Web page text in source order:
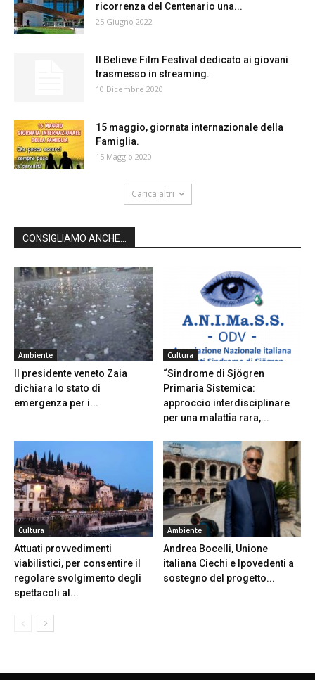
ricorrenza del Centenario una...
25 Giugno 2022
Il Believe Film Festival dedicato ai giovani
trasmesso in streaming.
10 Dicembre 2020
15 maggio, giornata internazionale della
Famiglia.
15 Maggio 2020
Carica altri
CONSIGLIAMO ANCHE...
Ambiente
Il presidente veneto Zaia
dichiara lo stato di
emergenza per i...
Cultura
“Sindrome di Sjögren
Primaria Sistemica:
approccio interdisciplinare
per una malattia rara,...
Cultura
Attuati provvedimenti
viabilistici, per consentire il
regolare svolgimento degli
spettacoli al...
Ambiente
Andrea Bocelli, Unione
italiana Ciechi e Ipovedenti a
sostegno del progetto...